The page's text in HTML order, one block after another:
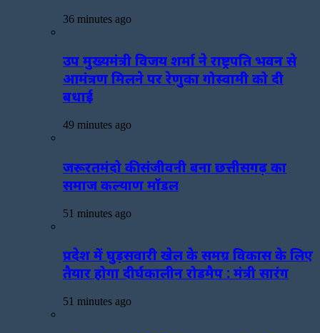
36 minutes ago
उप मुख्यमंत्री विजय शर्मा ने राष्ट्रपति भवन से
आमंत्रण मिलने पर रेणुका गोस्वामी को दी
बधाई
49 minutes ago
जरूरतमंदो की संजीवनी बना छत्तीसगढ़ का
समाज कल्याण मॉडल
51 minutes ago
प्रदेश में घुड़सवारी खेल के समग्र विकास के लिए
तैयार होगा दीर्घकालीन रोडमैप : मंत्री सारंग
51 minutes ago